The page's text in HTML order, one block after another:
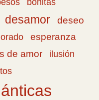
desamor deseo
esperanza
de amor
ilusión